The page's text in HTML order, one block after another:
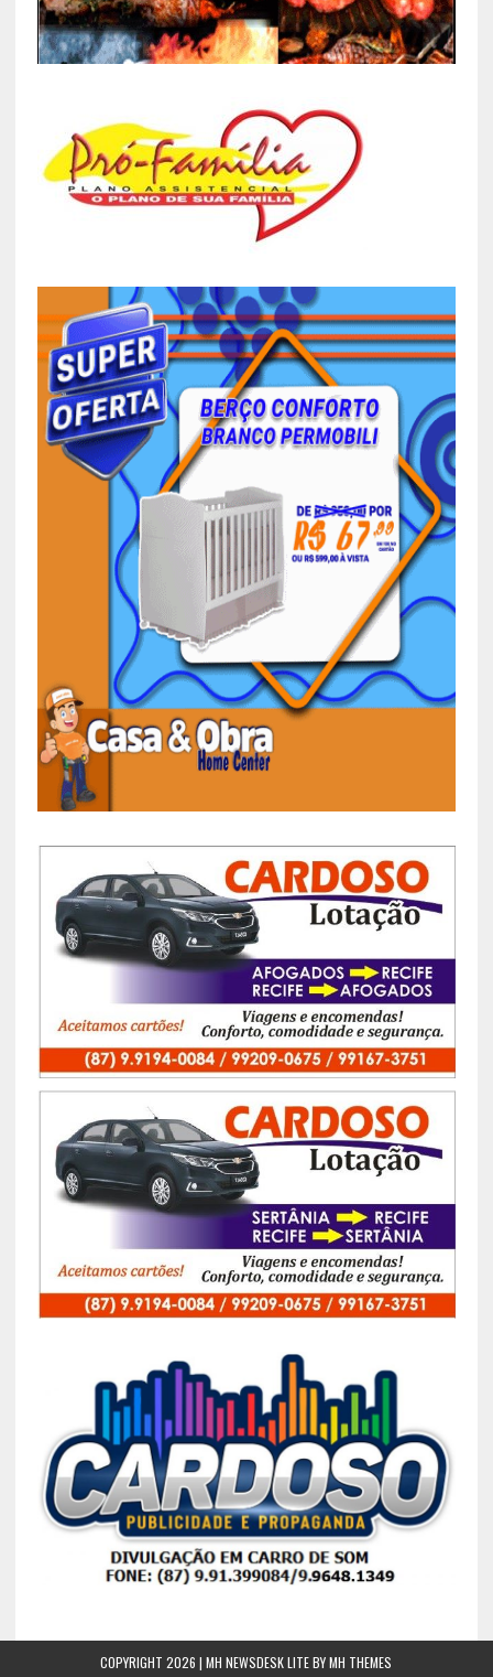
COPYRIGHT 2026 | MH NEWSDESK LITE BYMH THEMES